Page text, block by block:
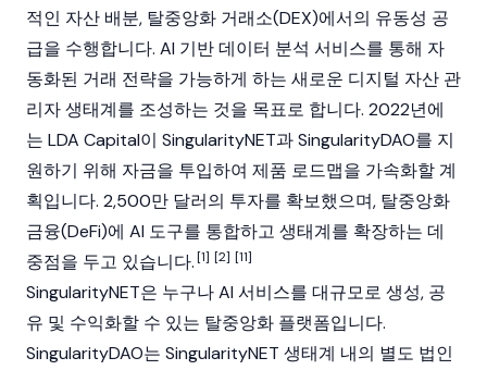
적인 자산 배분, 탈중앙화 거래소(DEX)에서의 유동성 공
급을 수행합니다. AI 기반 데이터 분석 서비스를 통해 자
동화된 거래 전략을 가능하게 하는 새로운 디지털 자산 관
리자 생태계를 조성하는 것을 목표로 합니다. 2022년에
는 LDA Capital이 SingularityNET과SingularityDAO를 지
원하기 위해 자금을 투입하여 제품 로드맵을 가속화할 계
획입니다. 2,500만 달러의 투자를 확보했으며, 탈중앙화
금융(DeFi)에 AI 도구를 통합하고 생태계를 확장하는 데
중점을 두고 있습니다.[1] [2] [11]
SingularityNET은 누구나 AI 서비스를 대규모로 생성, 공
유 및 수익화할 수 있는 탈중앙화 플랫폼입니다.
SingularityDAO는 SingularityNET 생태계 내의 별도 법인